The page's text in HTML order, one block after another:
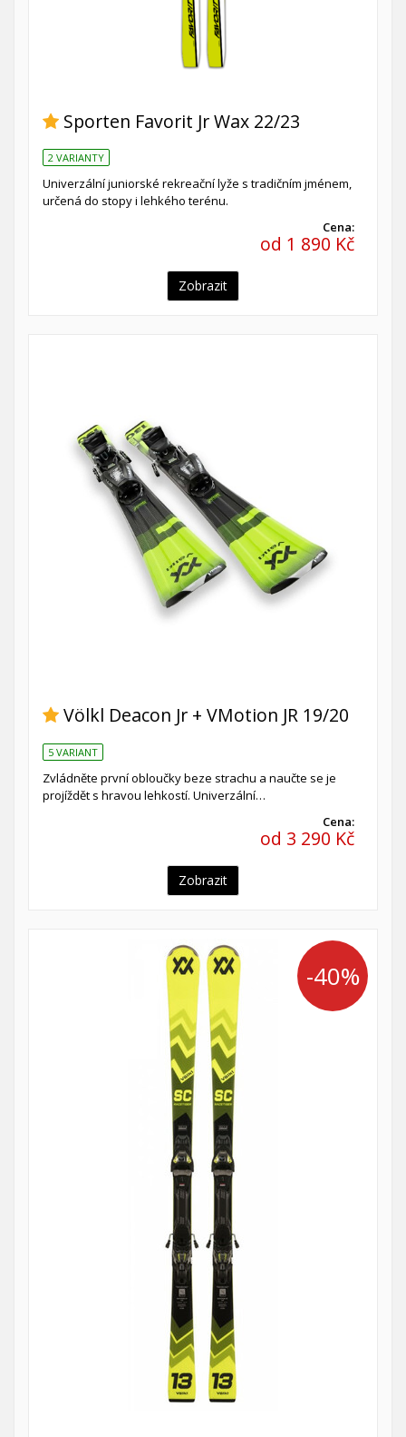
Sporten Favorit Jr Wax 22/23
2 VARIANTY
Univerzální juniorské rekreační lyže s tradičním jménem,
určená do stopy i lehkého terénu.
Cena:
od 1 890 Kč
Zobrazit
Völkl Deacon Jr + VMotion JR 19/20
5 VARIANT
Zvládněte první obloučky beze strachu a naučte se je
projíždět s hravou lehkostí. Univerzální…
Cena:
od 3 290 Kč
Zobrazit
-40%